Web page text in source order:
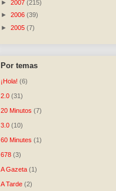
► 2007 (215)
► 2006 (39)
► 2005 (7)
Por temas
¡Hola! (6)
2.0 (31)
20 Minutos (7)
3.0 (10)
60 Minutes (1)
678 (3)
A Gazeta (1)
A Tarde (2)